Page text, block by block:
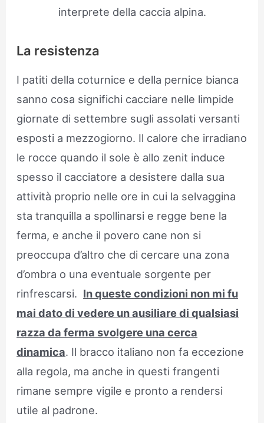
interprete della caccia alpina.
La resistenza
I patiti della coturnice e della pernice bianca
sanno cosa significhi cacciare nelle limpide
giornate di settembre sugli assolati versanti
esposti a mezzogiorno. Il calore che irradiano
le rocce quando il sole è allo zenit induce
spesso il cacciatore a desistere dalla sua
attività proprio nelle ore in cui la selvaggina
sta tranquilla a spollinarsi e regge bene la
ferma, e anche il povero cane non si
preoccupa d’altro che di cercare una zona
d’ombra o una eventuale sorgente per
rinfrescarsi. In queste condizioni non mi fu
mai dato di vedere un ausiliare di qualsiasi
razza da ferma svolgere una cerca
dinamica. Il bracco italiano non fa eccezione
alla regola, ma anche in questi frangenti
rimane sempre vigile e pronto a rendersi
utile al padrone.